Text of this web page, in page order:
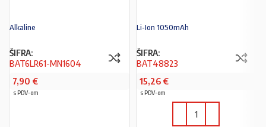
Alkaline
ŠIFRA:
BAT6LR61-MN1604
7,90 €
s PDV-om
Li-Ion 1050mAh
ŠIFRA:
BAT48823
15,26 €
s PDV-om